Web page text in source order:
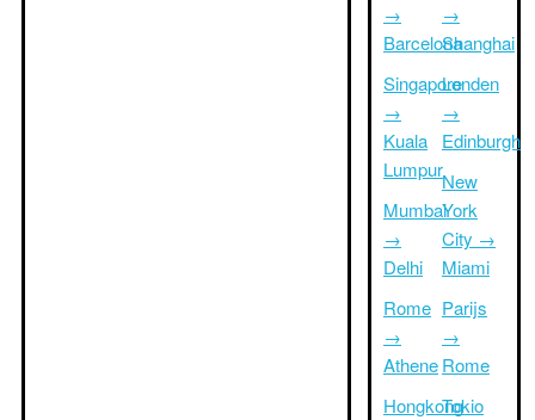
→
Barcelona
Singapore
→
Kuala
Lumpur
Mumbai
→
Delhi
Rome
→
Athene
Hongkong
→
Shanghai
Londen
→
Edinburgh
New
York
City →
Miami
Parijs
→
Rome
Tokio